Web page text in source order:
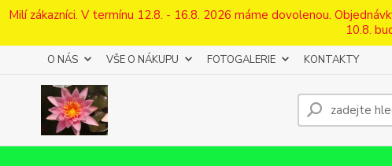
Milí zákazníci. V termínu 12.8. - 16.8. 2026 máme dovolenou.
10.8.
O NÁS VŠE O NÁKUPU FOTOGALERIE KONTAKTY